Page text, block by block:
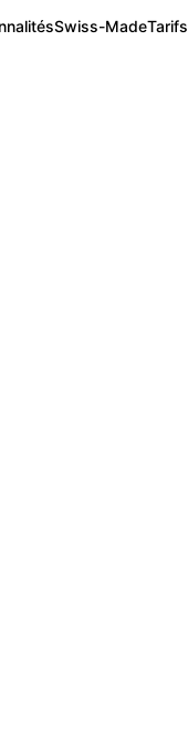
Swiss-MadeTarifs